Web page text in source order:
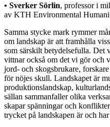
• Sverker Sörlin, professor i
av KTH Environmental
Samma stycke mark rymmer
om landskap är att framhålla
som särskilt betydelsefulla. Det
vittnar också om det vi gör och
jord- och skogsbrukare,
för nöjes skull. Landskapet är
produktionslandskap,
sällan sammanfaller olika
skapar spänningar och
trycket på landskapen är och